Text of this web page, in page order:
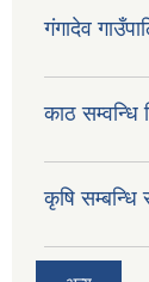
गंगादेव
काठ सम्वन्धि
कृषि सम्बन्धि